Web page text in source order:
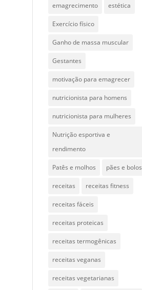
emagrecimento estética
Exercício físico
Ganho de massa muscular
Gestantes
motivação para emagrecer
nutricionista para homens
nutricionista para mulheres
Nutrição esportiva e
rendimento
Patês e molhos pães e bolos
receitas receitas fitness
receitas fáceis
receitas proteicas
receitas termogênicas
receitas veganas
receitas vegetarianas